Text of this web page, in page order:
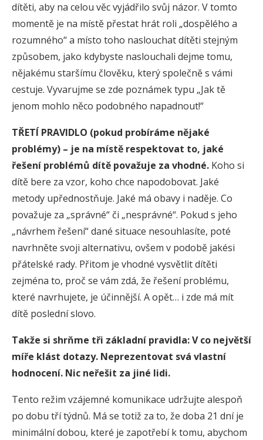
dítěti, aby na celou věc vyjádřilo svůj názor. V tomto
momentě je na místě přestat hrát roli „dospělého a
rozumného“ a místo toho naslouchat dítěti stejným
způsobem, jako kdybyste naslouchali dejme tomu,
nějakému staršímu člověku, který společně s vámi
cestuje. Vyvarujme se zde poznámek typu „Jak tě
jenom mohlo něco podobného napadnout!“
TŘETÍ PRAVIDLO (pokud probíráme nějaké
problémy) – je na místě respektovat to, jaké
řešení problémů dítě považuje za vhodné. Koho si
dítě bere za vzor, koho chce napodobovat. Jaké
metody upřednostňuje. Jaké má obavy i naděje. Co
považuje za „správné“ či „nesprávné“. Pokud s jeho
„návrhem řešení“ dané situace nesouhlasíte, poté
navrhněte svoji alternativu, ovšem v podobě jakési
přátelské rady. Přitom je vhodné vysvětlit dítěti
zejména to, proč se vám zdá, že řešení problému,
které navrhujete, je účinnější. A opět… i zde má mít
dítě poslední slovo.
Takže si shrňme tři základní pravidla: V co největší
míře klást dotazy. Neprezentovat svá vlastní
hodnocení. Nic neřešit za jiné lidi.
Tento režim vzájemné komunikace udržujte alespoň
po dobu tří týdnů. Má se totiž za to, že doba 21 dní je
minimální dobou, které je zapotřebí k tomu, abychom